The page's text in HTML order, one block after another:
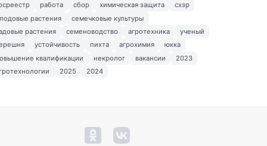
работа сбор химическая защита
схзр
растения
семечковые культуры
растения
семеноводство агротехника
ученый
устойчивость пихта агрохимия
юкка
квалификации
некролог вакансии
2023
2025 2024